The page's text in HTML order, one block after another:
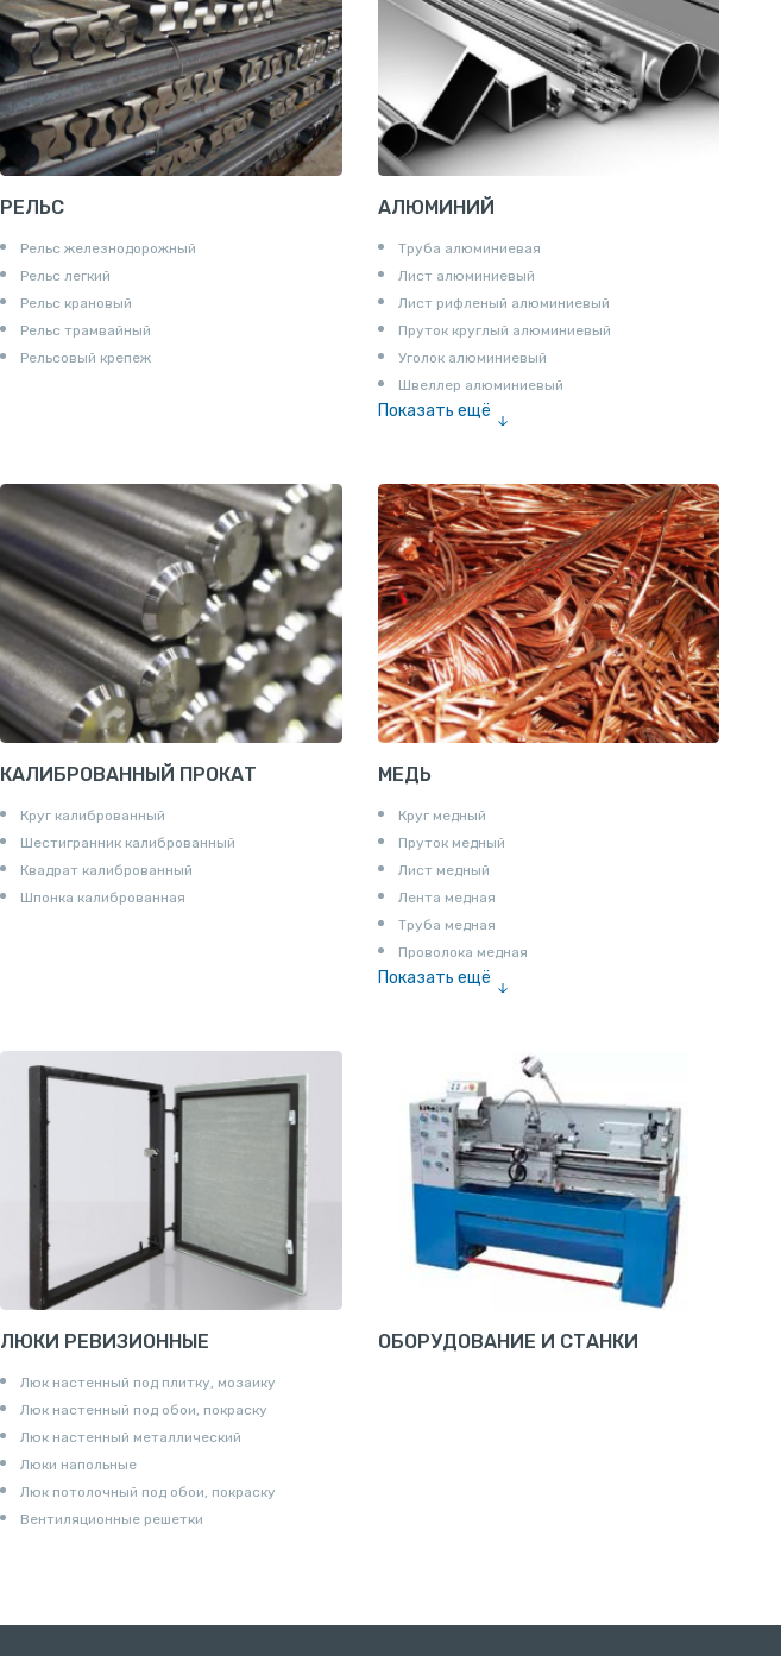
РЕЛЬС
Рельс железнодорожный
Рельс легкий
Рельс крановый
Рельс трамвайный
Рельсовый крепеж
АЛЮМИНИЙ
Труба алюминиевая
Лист алюминиевый
Лист рифленый алюминиевый
Пруток круглый алюминиевый
Уголок алюминиевый
Швеллер алюминиевый
Показать ещё
Шина электротехническая
Алюминиевая плита
Z профиль алюминиевый
Т профиль алюминиевый
Пруток квадратный алюминиевый
Полоса алюминиевая
Пруток шестигранный алюминиевый
КАЛИБРОВАННЫЙ ПРОКАТ
Круг калиброванный
Шестигранник калиброванный
Квадрат калиброванный
Шпонка калиброванная
МЕДЬ
Круг медный
Пруток медный
Лист медный
Лента медная
Труба медная
Проволока медная
Показать ещё
ЛЮКИ РЕВИЗИОННЫЕ
Люк настенный под плитку, мозаику
Люк настенный под обои, покраску
Люк настенный металлический
Люки напольные
Люк потолочный под обои, покраску
Вентиляционные решетки
ОБОРУДОВАНИЕ И СТАНКИ